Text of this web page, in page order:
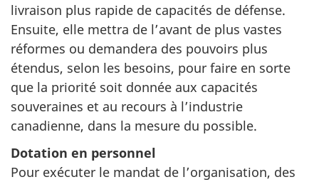
livraison plus rapide de capacités de défense.
Ensuite, elle mettra de l’avant de plus vastes
réformes ou demandera des pouvoirs plus
étendus, selon les besoins, pour faire en sorte
que la priorité soit donnée aux capacités
souveraines et au recours à l’industrie
canadienne, dans la mesure du possible.
Dotation en personnel
Pour exécuter le mandat de l’organisation, des